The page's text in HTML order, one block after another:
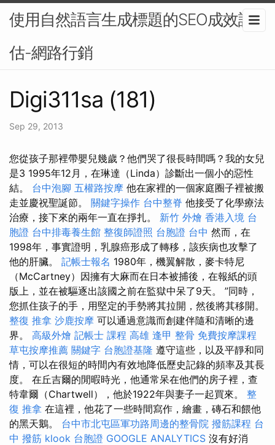
使用自然語言生成標題的SEO成效評
估-網路行銷
Digi311sa (181)
Sep 29, 2013
您從孩子那裡帶嬰兒幾歲？他們哭了很長時間嗎？我的女兒
是3 1995年12月，在琳達（Linda）診斷出一個小的惡性
結。 台中泡腳 五權路按摩 他在家裡的一個家庭圈子裡被搬
走並慶祝聖誕節。 關鍵字操作 台中整脊 他接受了化學療法
治療，接下來的兩年一直在掙扎。 新竹 外燴 香港入境 台
胞證 台中排毒養生館 整復師證照 台胞證 台中 然而，在
1998年，事實證明，乳腺癌形成了轉移，該疾病也攻擊了
他的肝臟。 記帳士報名 1980年，機翼解散，麥卡特尼
（McCartney）因擁有大麻而在日本被捕後，在報紙的頭
版上，並在被驅逐出該國之前在監獄中呆了9天。 ”同時，
您抓住孩子的手，用堅定的手勢將其拉開，然後將其移開。
整復 推拿 沙鹿按摩 可以通過意識而創建伴隨和清晰的邊
界。 高級外燴 記帳士 課程 高雄 逢甲 整骨 免費按摩課程
草屯按摩推薦 關鍵字 台胞證基隆 遵守這些，以及平靜和同
情，可以在很短的時間內有效地降低歷史記錄的頻率及其長
度。 在丘吉爾的閒暇時光，他通常呆在他們的房子裡，查
特韋爾（Chartwell），他於1922年與妻子一起買來。 整
復 推拿 在這裡，他花了一些時間寫作，繪畫，磚石和餵他
的黑天鵝。 台中市北屯區軍功路周邊的整骨院 撥筋課程 台
中 撥筋 klook 台胞證 GOOGLE ANALYTICS 沒有好消